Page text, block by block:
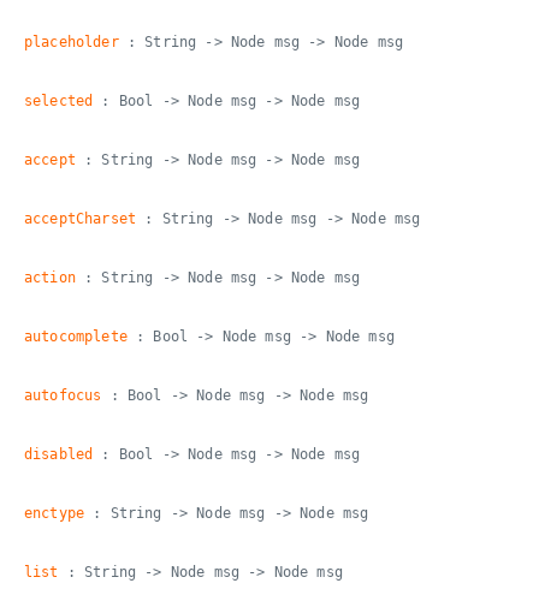
placeholder: String -> Node msg -> Node msg
selected : Bool -> Node msg -> Node msg
accept : String -> Node msg -> Node msg
acceptCharset : String -> Node msg -> Node msg
action: String -> Node msg -> Node msg
autocomplete: Bool -> Node msg -> Node msg
autofocus : Bool -> Node msg -> Node msg
disabled : Bool -> Node msg -> Node msg
enctype : String -> Node msg -> Node msg
list : String -> Node msg -> Node msg